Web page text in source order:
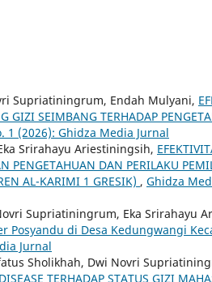
Supriatiningrum, Endah Mulyani,
GIZI SEIMBANG TERHADAP
1 (2026): Ghidza Media Jurnal
Srirahayu Ariestiningsih,
PENGETAHUAN DAN PERILAKU
AL-KARIMI 1 GRESIK) , Ghidza
Supriatiningrum, Eka Srirahayu
Posyandu di Desa Kedungwangi
Jurnal
Sholikhah, Dwi Novri
TERHADAP STATUS GIZI